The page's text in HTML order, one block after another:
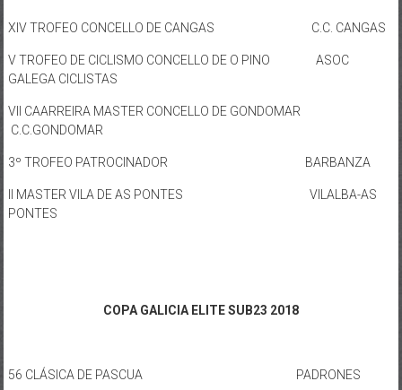
XIV TROFEO CONCELLO DE CANGAS C.C. CANGAS
V TROFEO DE CICLISMO CONCELLO DE O PINO ASOC
GALEGA CICLISTAS
VII CAARREIRA MASTER CONCELLO DE GONDOMAR
C.C.GONDOMAR
3º TROFEO PATROCINADOR BARBANZA
II MASTER VILA DE AS PONTES VILALBA-AS
PONTES
COPA GALICIA ELITE SUB23 2018
56 CLÁSICA DE PASCUA PADRONES